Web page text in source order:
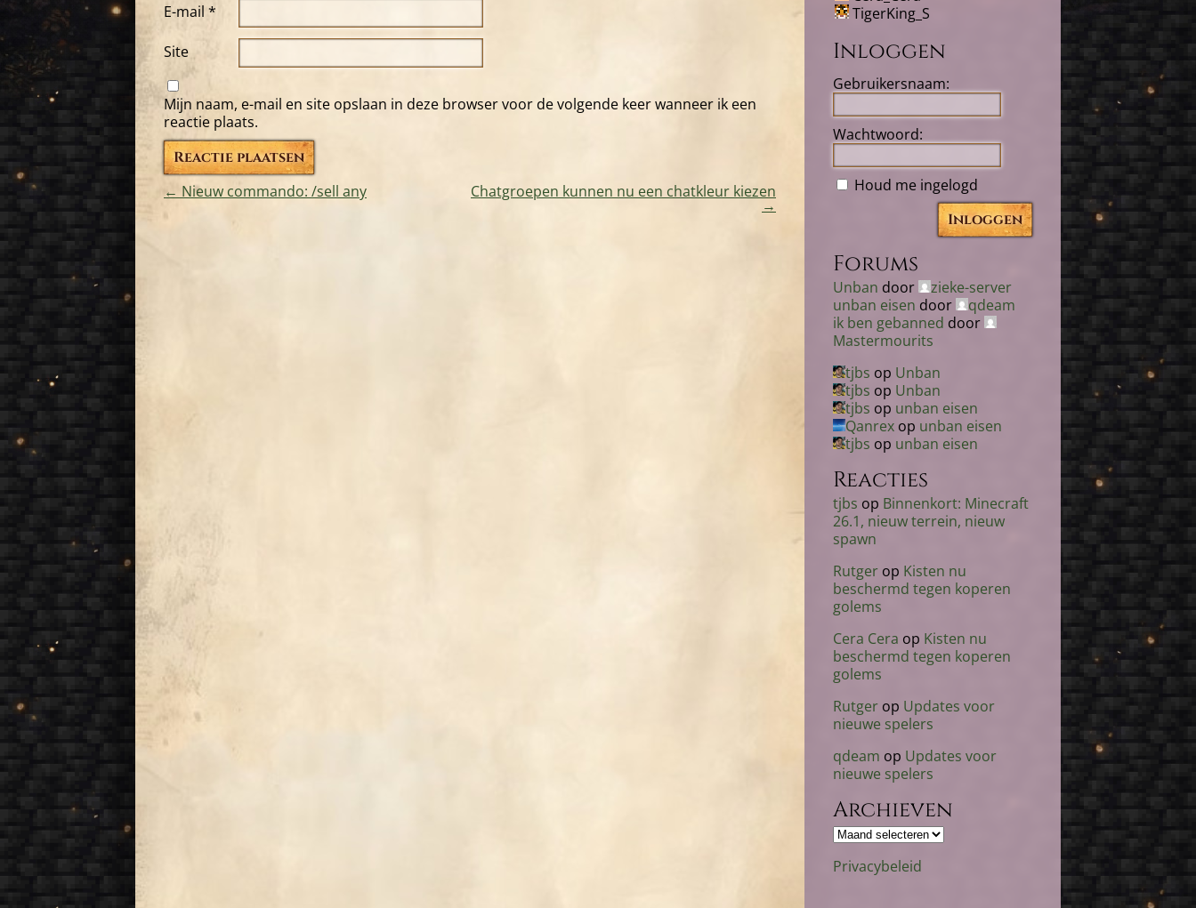
E-mail *
Site
Mijn naam, e-mail en site opslaan in deze browser voor de volgende keer wanneer ik een
reactie plaats.
Bericht
← Nieuw commando: /sell any Chatgroepen kunnen nu een chatkleur kiezen
→
TigerKing_S
Inloggen
Gebruikersnaam:
Wachtwoord:
Houd me ingelogd
Inloggen
Forums
Unban door
zieke-server
unban eisen door
qdeam
ik ben gebanned door
Mastermourits
tjbs op Unban
tjbs op Unban
tjbs op unban eisen
Qanrex op unban eisen
tjbs op unban eisen
Reacties
tjbs op Binnenkort: Minecraft
26.1, nieuw terrein, nieuw
spawn
Rutger op Kisten nu
beschermd tegen koperen
golems
Cera Cera op Kisten nu
beschermd tegen koperen
golems
Rutger op Updates voor
nieuwe spelers
qdeam op Updates voor
nieuwe spelers
Archieven
Archieven
Privacybeleid